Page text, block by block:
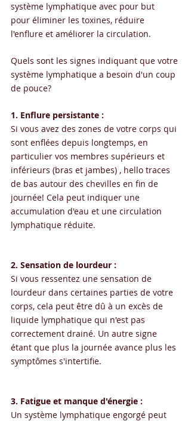
système lymphatique avec pour but
pour éliminer les toxines, réduire
l'enflure et améliorer la circulation.
Quels sont les signes indiquant que votre
système lymphatique a besoin d'un coup
de pouce?
1. Enflure persistante :
Si vous avez des zones de votre corps qui
sont enflées depuis longtemps, en
particulier vos membres supérieurs et
inférieurs (bras et jambes) , hello traces
de bas autour des chevilles en fin de
journée! Cela peut indiquer une
accumulation d'eau et une circulation
lymphatique réduite.
2. Sensation de lourdeur :
Si vous ressentez une sensation de
lourdeur dans certaines parties de votre
corps, cela peut être dû à un excès de
liquide lymphatique qui n'est pas
correctement drainé. Un autre signe
étant que plus la journée avance plus les
symptômes s'intertifie.
3. Fatigue et manque d'énergie :
Un système lymphatique engorgé peut